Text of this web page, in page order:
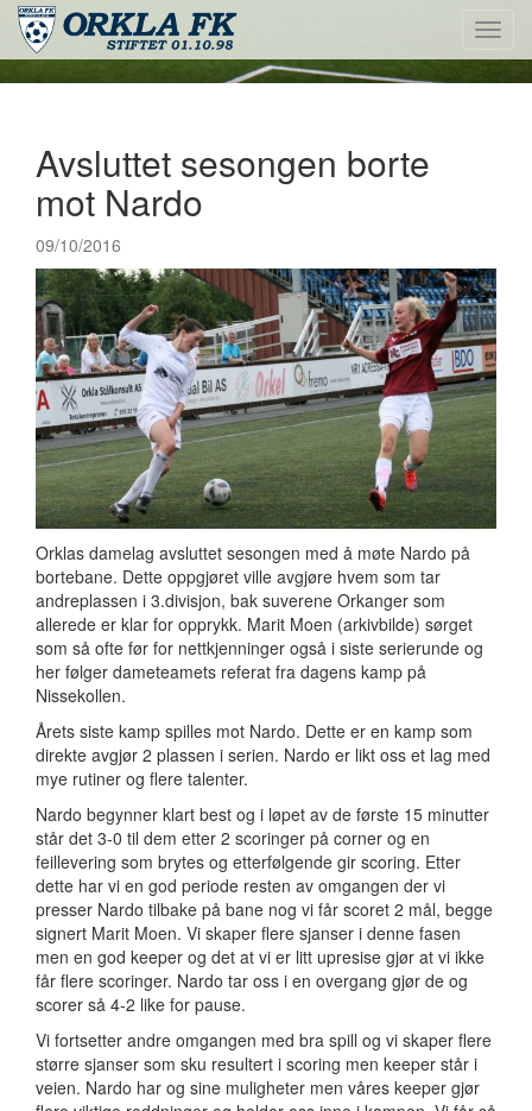
Avsluttet sesongen borte
mot Nardo
09/10/2016
Orklas damelag avsluttet sesongen med å møte Nardo på
bortebane. Dette oppgjøret ville avgjøre hvem som tar
andreplassen i 3.divisjon, bak suverene Orkanger som
allerede er klar for opprykk. Marit Moen (arkivbilde) sørget
som så ofte før for nettkjenninger også i siste serierunde og
her følger dameteamets referat fra dagens kamp på
Nissekollen.
Årets siste kamp spilles mot Nardo. Dette er en kamp som
direkte avgjør 2 plassen i serien. Nardo er likt oss et lag med
mye rutiner og flere talenter.
Nardo begynner klart best og i løpet av de første 15 minutter
står det 3-0 til dem etter 2 scoringer på corner og en
feillevering som brytes og etterfølgende gir scoring. Etter
dette har vi en god periode resten av omgangen der vi
presser Nardo tilbake på bane nog vi får scoret 2 mål, begge
signert Marit Moen. Vi skaper flere sjanser i denne fasen
men en god keeper og det at vi er litt upresise gjør at vi ikke
får flere scoringer. Nardo tar oss i en overgang gjør de og
scorer så 4-2 like for pause.
Vi fortsetter andre omgangen med bra spill og vi skaper flere
større sjanser som sku resultert i scoring men keeper står i
veien. Nardo har og sine muligheter men våres keeper gjør